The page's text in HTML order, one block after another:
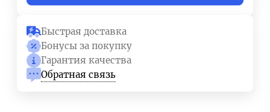
Быстрая доставка
Бонусы за покупку
Гарантия качества
Обратная связь